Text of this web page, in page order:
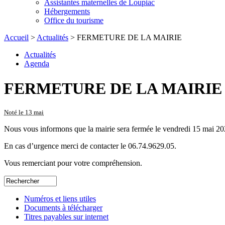
Assistantes maternelles de Loupiac
Hébergements
Office du tourisme
Accueil > Actualités > FERMETURE DE LA MAIRIE
Actualités
Agenda
FERMETURE DE LA MAIRIE
Noté le 13 mai
Nous vous informons que la mairie sera fermée le vendredi 15 mai
En cas d’urgence merci de contacter le 06.74.9629.05.
Vous remerciant pour votre compréhension.
Numéros et liens utiles
Documents à télécharger
Titres payables sur internet